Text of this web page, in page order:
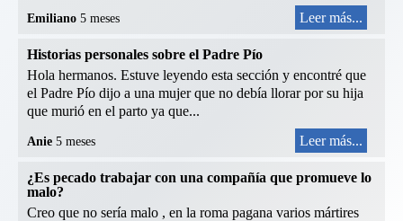
Emiliano 5 meses Leer más...
Historias personales sobre el Padre Pío
Hola hermanos. Estuve leyendo esta sección y encontré que
el Padre Pío dijo a una mujer que no debía llorar por su hija
que murió en el parto ya que...
Anie 5 meses Leer más...
¿Es pecado trabajar con una compañía que promueve lo
malo?
Creo que no sería malo , en la roma pagana varios mártires